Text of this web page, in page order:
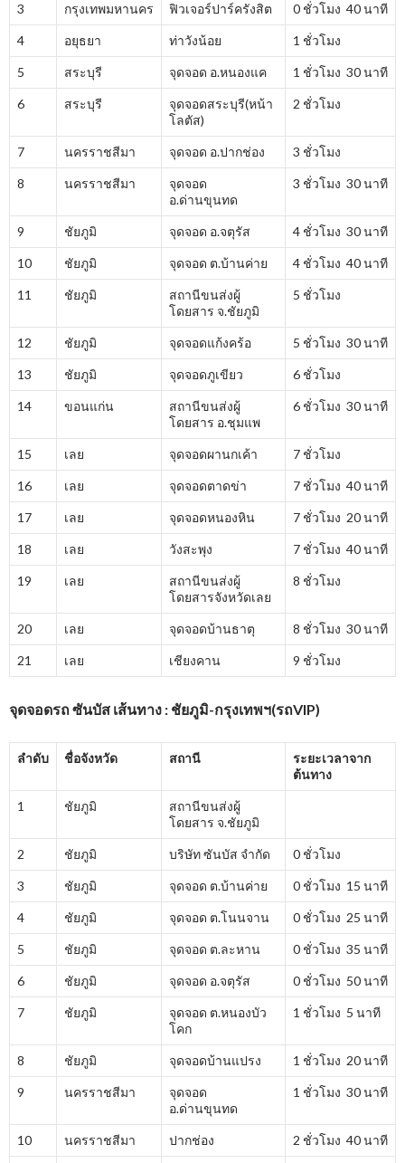
3 กรุงเทพมหานคร ฟิวเจอร์ปาร์ครังสิต 0 ชั่วโมง 40 นาที
4 อยุธยา ท่าวังน้อย 1 ชั่วโมง
5 สระบุรี จุดจอด อ.หนองแค 1 ชั่วโมง 30 นาที
6 สระบุรี
จุดจอดสระบุรี(หน้า
โลตัส)
2 ชั่วโมง
7 นครราชสีมา จุดจอด อ.ปากช่อง 3 ชั่วโมง
8 นครราชสีมา
จุดจอด
อ.ด่านขุนทด
3 ชั่วโมง 30 นาที
9 ชัยภูมิ จุดจอด อ.จตุรัส 4 ชั่วโมง 30 นาที
10 ชัยภูมิ จุดจอด ต.บ้านค่าย 4 ชั่วโมง 40 นาที
11 ชัยภูมิ
สถานีขนส่งผู้
โดยสาร จ.ชัยภูมิ
5 ชั่วโมง
12 ชัยภูมิ จุดจอดแก้งคร้อ 5 ชั่วโมง 30 นาที
13 ชัยภูมิ จุดจอดภูเขียว 6 ชั่วโมง
14 ขอนแก่น
สถานีขนส่งผู้
โดยสาร อ.ชุมแพ
6 ชั่วโมง 30 นาที
15 เลย จุดจอดผานกเค้า 7 ชั่วโมง
16 เลย จุดจอดตาดข่า 7 ชั่วโมง 40 นาที
17 เลย จุดจอดหนองหิน 7 ชั่วโมง 20 นาที
18 เลย วังสะพุง 7 ชั่วโมง 40 นาที
19 เลย
สถานีขนส่งผู้
โดยสารจังหวัดเลย
8 ชั่วโมง
20 เลย จุดจอดบ้านธาตุ 8 ชั่วโมง 30 นาที
21 เลย เชียงคาน 9 ชั่วโมง
จุดจอดรถ ซันบัส เส้นทาง : ชัยภูมิ-กรุงเทพฯ(รถVIP)
ลำดับ ชื่อจังหวัด สถานี
ระยะเวลาจาก
ต้นทาง
1 ชัยภูมิ
สถานีขนส่งผู้
โดยสาร จ.ชัยภูมิ
2 ชัยภูมิ บริษัท ซันบัส จำกัด 0 ชั่วโมง
3 ชัยภูมิ จุดจอด ต.บ้านค่าย 0 ชั่วโมง 15 นาที
4 ชัยภูมิ จุดจอด ต.โนนจาน 0 ชั่วโมง 25 นาที
5 ชัยภูมิ จุดจอด ต.ละหาน 0 ชั่วโมง 35 นาที
6 ชัยภูมิ จุดจอด อ.จตุรัส 0 ชั่วโมง 50 นาที
7 ชัยภูมิ
จุดจอด ต.หนองบัว
โคก
1 ชั่วโมง 5 นาที
8 ชัยภูมิ จุดจอดบ้านแปรง 1 ชั่วโมง 20 นาที
9 นครราชสีมา
จุดจอด
อ.ด่านขุนทด
1 ชั่วโมง 30 นาที
10 นครราชสีมา ปากช่อง 2 ชั่วโมง 40 นาที